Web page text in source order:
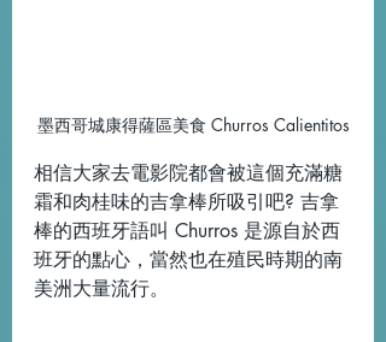
墨西哥城康得薩區美食 Churros Calientitos
相信大家去電影院都會被這個充滿糖
霜和肉桂味的吉拿棒所吸引吧? 吉拿
棒的西班牙語叫 Churros 是源自於西
班牙的點心，當然也在殖民時期的南
美洲大量流行。